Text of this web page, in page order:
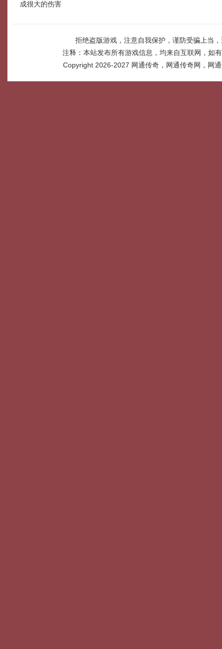
成很大的伤害
拒绝盗版游戏，注意自我保护，谨防受骗上当
注释：本站发布所有游戏信息，均来自互联网，如
Copyright 2026-2027 网通传奇，网通传奇网，网